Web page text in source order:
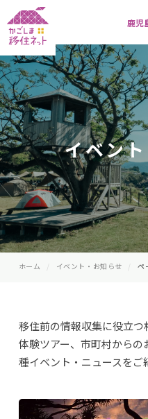
鹿児
イベン
ホーム イベント・お知らせ ペ
移住前の情報収集に役立
体験ツアー、市町村から
種イベント・ニュースをご